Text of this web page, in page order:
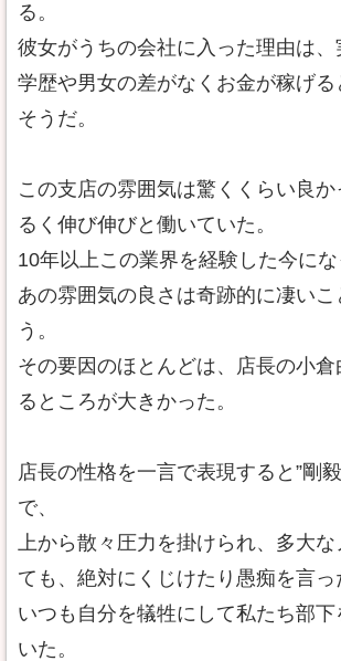
る。
彼女がうちの会社に入った理由は
学歴や男女の差がなくお金が稼げ
そうだ。
この支店の雰囲気は驚くくらい良か
るく伸び伸びと働いていた。
10年以上この業界を経験した今にな
あの雰囲気の良さは奇跡的に凄い
う。
その要因のほとんどは、店長の小倉
るところが大きかった。
店長の性格を一言で表現すると”剛
で、
上から散々圧力を掛けられ、多大な
ても、絶対にくじけたり愚痴を言っ
いつも自分を犠牲にして私たち部
いた。